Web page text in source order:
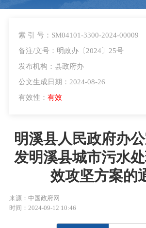
索 引 号：SM04101-3300-2024-00009
备注/文号：明政办〔2024〕25号
发布机构：县政府办
公文生成日期：2024-08-26
有效性： 有效
明溪县人民政府办
发明溪县城市污水
效攻坚方案的
来源：中国政府网
时间：2024-09-12 10:46